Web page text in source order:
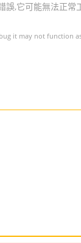
,它可能無法正
it may not function